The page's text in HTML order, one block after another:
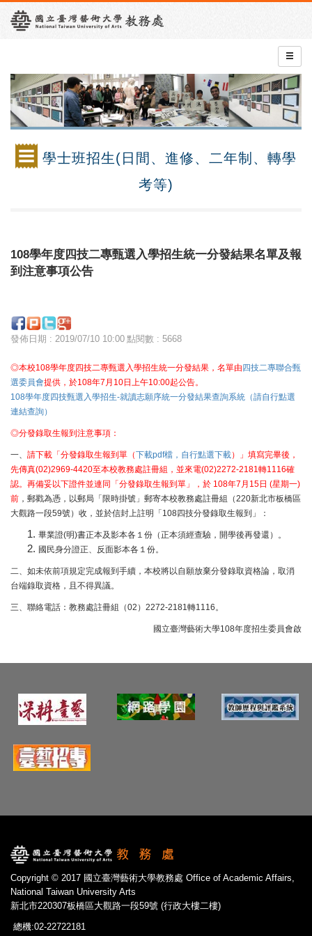
學士班招生(日間、進修、二年制、轉學
考等)
108學年度四技二專甄選入學招生統一分發結果名單及報
到注意事項公告
發佈日期 : 2019/07/10 10:00 點閱數 : 5668
◎本校108學年度四技二專甄選入學招生統一分發結果，名單由 四技二專聯合甄
選委員會提供，於108年7 月 10日上午10:00起公告。
108學年度四技甄選入學招生-就讀志願序統一分發結果查詢系統（請自行點選
連結查詢）
◎分發錄取生報到注意事項：
一、 請下載「分發錄取生報到單（下載pdf檔，自行點選下載）」填寫完畢後，
先傳真(02)2969-4420至本校教務處註冊組，並來電(02)2272-2181轉1116確
認。再備妥以下證件並連同「 分發錄取生報到單 」，於 108年7月15日 (星期一)
前 ，郵戳為憑，以郵局「限時掛號」郵寄本校教務處註冊組（220新北市板橋區
大觀路一段59號）收，並於信封上註明「108四技分發錄取生報到」：
畢業證(明)書正本及影本各１份（正本須經查驗，開學後再發還）。
國民身分證正、反面影本各１份。
二、如未依前項規定完成報到手續，本校將以自願放棄分發錄取資格論，取消
台端錄取資格，且不得異議。
三、聯絡電話：教務處註冊組（02）2272-2181轉1116。
國立臺灣藝術大學108年度招生委員會啟
Copyright © 2017 國立臺灣藝術大學教務處 Office of Academic Affairs,
National Taiwan University Arts
新北市220307板橋區大觀路一段59號 (行政大樓二樓)
總機:02-22722181